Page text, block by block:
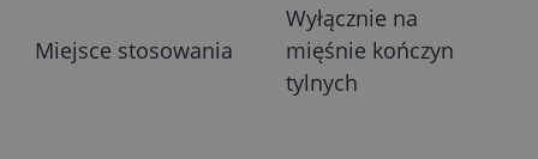
Miejsce stosowania
Wyłącznie na
mięśnie kończyn
tylnych